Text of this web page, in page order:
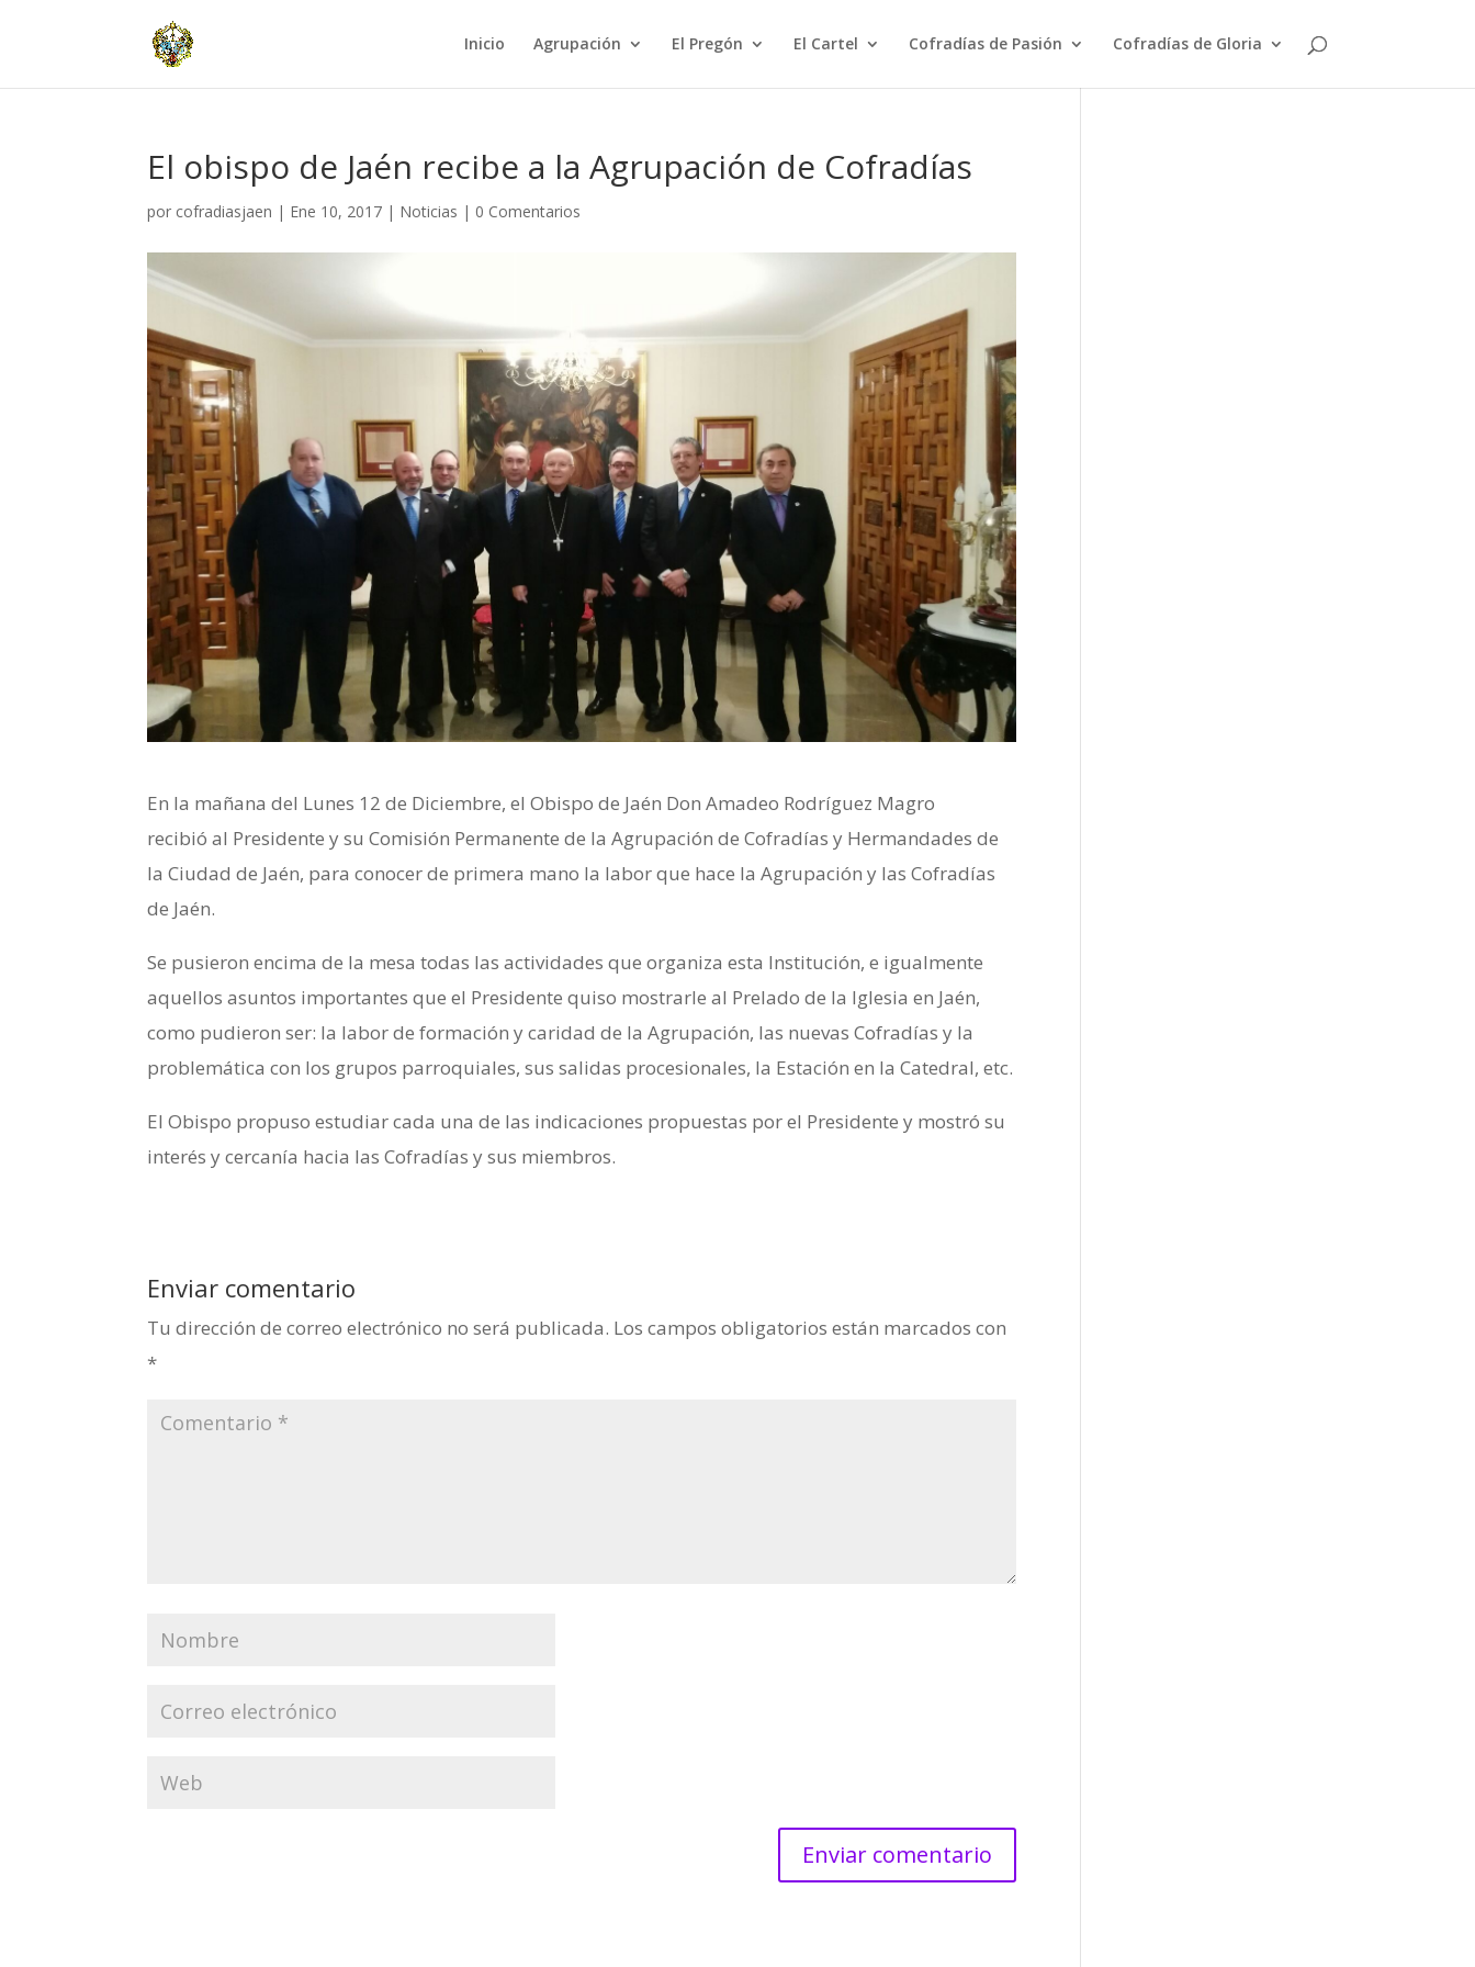
Inicio Agrupación El Pregón El Cartel Cofradías de Pasión Cofradías de Gloria
El obispo de Jaén recibe a la Agrupación de Cofradías
por cofradiasjaen | Ene 10, 2017 | Noticias | 0 Comentarios
En la mañana del Lunes 12 de Diciembre, el Obispo de Jaén Don Amadeo Rodríguez Magro
recibió al Presidente y su Comisión Permanente de la Agrupación de Cofradías y Hermandades de
la Ciudad de Jaén, para conocer de primera mano la labor que hace la Agrupación y las Cofradías
de Jaén.
Se pusieron encima de la mesa todas las actividades que organiza esta Institución, e igualmente
aquellos asuntos importantes que el Presidente quiso mostrarle al Prelado de la Iglesia en Jaén,
como pudieron ser: la labor de formación y caridad de la Agrupación, las nuevas Cofradías y la
problemática con los grupos parroquiales, sus salidas procesionales, la Estación en la Catedral, etc.
El Obispo propuso estudiar cada una de las indicaciones propuestas por el Presidente y mostró su
interés y cercanía hacia las Cofradías y sus miembros.
Enviar comentario
Tu dirección de correo electrónico no será publicada. Los campos obligatorios están marcados con
*